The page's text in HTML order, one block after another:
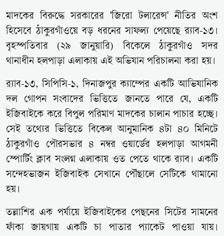
মাদকের বিরুদ্ধে সরকারের 'জিরো টলারেন্স' নীতির অংশ
হিসেবে ঠাকুরগাঁওয়ে বড় ধরনের সাফল্য পেয়েছে র‍্যাব-১৩।
বৃহস্পতিবার (২৯ জানুয়ারি) বিকেলে ঠাকুরগাঁও সদর
থানাধীন হলপাড়া এলাকায় এই অভিযান পরিচালনা করা হয়।
র‍্যাব-১৩, সিপিসি-১, দিনাজপুর ক্যাম্পের একটি আভিযানিক
দল গোপন সংবাদের ভিত্তিতে জানতে পারে যে, একটি
ইজিবাইকে করে বিপুল পরিমাণ মাদকের চালান পাচার হচ্ছে।
সেই তথ্যের ভিত্তিতে বিকেল আনুমানিক ৪টা ৪০ মিনিটে
ঠাকুরগাঁও পৌরসভার ৪ নম্বর ওয়ার্ডের হলপাড়া আগমনী
স্পোর্টিং ক্লাব সংলগ্ন এলাকায় ওত পেতে থাকে র‍্যাব। একটি
সন্দেহভাজন ইজিবাইক সেখানে পৌঁছালে সেটিকে থামানো
হয়।
তল্লাশির এক পর্যায়ে ইজিবাইকের পেছনের সিটের সামনের
ফাঁকা জায়গায় একটি চা পাতার প্যাকেট পাওয়া যায়।